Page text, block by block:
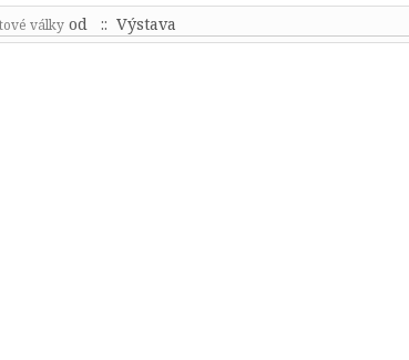
války od :: Výstava